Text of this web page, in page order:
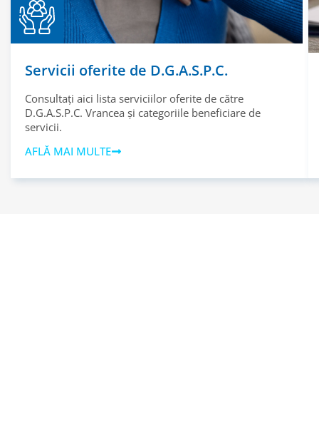
Servicii oferite de D.G.A.S.P.C.
Consultați aici lista serviciilor oferite de către
D.G.A.S.P.C. Vrancea și categoriile beneficiare de
servicii.
AFLĂ MAI MULTE